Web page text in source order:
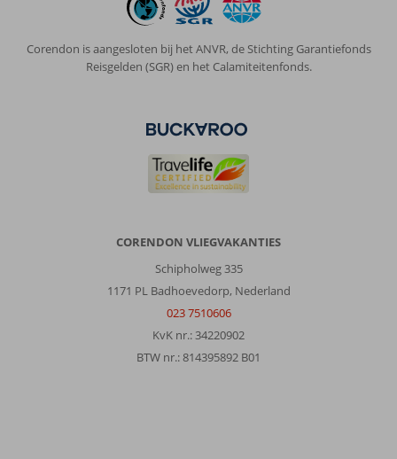
Corendon is aangesloten bij het ANVR, de Stichting Garantiefonds
Reisgelden (SGR) en het Calamiteitenfonds.
CORENDON VLIEGVAKANTIES
Schipholweg 335
1171 PL Badhoevedorp, Nederland
023 7510606
KvK nr.: 34220902
BTW nr.: 814395892 B01